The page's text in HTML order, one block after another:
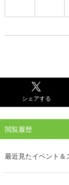
シェアする
閲覧履歴
最近見たイベント＆